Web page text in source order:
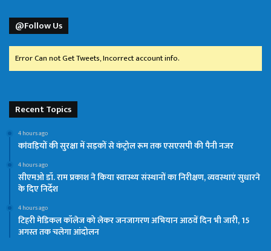
@Follow Us
Error Can not Get Tweets, Incorrect account info.
Recent Topics
4 hours ago
कांवड़ियों की सुरक्षा में सड़कों से कंट्रोल रूम तक एसएसपी की पैनी नजर
4 hours ago
सीएमओ डॉ. राम प्रकाश ने किया स्वास्थ्य संस्थानों का निरीक्षण, व्यवस्थाएं सुधारने
के दिए निर्देश
4 hours ago
टिहरी मेडिकल कॉलेज को लेकर जनजागरण अभियान आठवें दिन भी जारी, 15
अगस्त तक चलेगा आंदोलन